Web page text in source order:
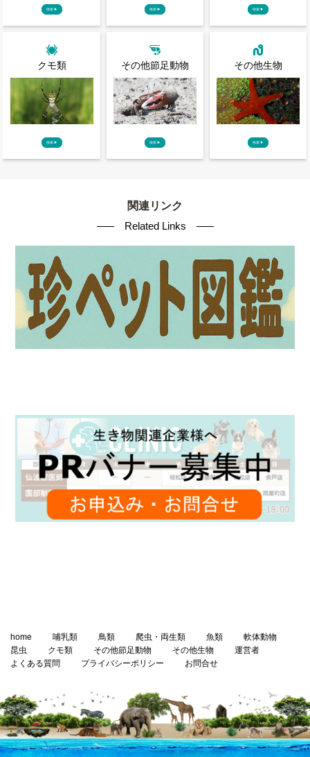
検索 ▶ 検索 ▶ 検索 ▶
クモ類
検索 ▶
その他節足動物
検索 ▶
その他生物
検索 ▶
関連リンク
Related Links
home 哺乳類 鳥類 爬虫・両生類 魚類
軟体動物
昆虫
クモ類 その他節足動物 その他生物
運営者
よくある質問
プライバシーポリシー お問合せ